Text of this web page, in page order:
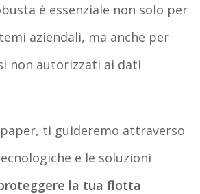
è essenziale non solo per
aziendali, ma anche per
non autorizzati ai dati
ti guideremo attraverso
e le soluzioni
la tua flotta